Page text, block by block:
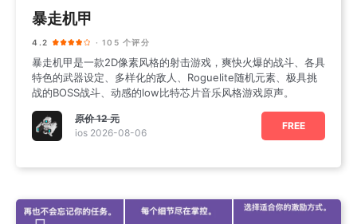
暴走机甲
4.2 · 105 个评分
暴走机甲是一款2D像素风格的射击游戏，爽快火爆的战斗、各具
特色的武器设定、多样化的敌人、Roguelite随机元素、极具挑
战的BOSS战斗、动感的low比特芯片音乐风格游戏原声。
原价12 元
ios 2026-08-06
FREE